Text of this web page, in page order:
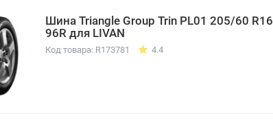
Шина Triangle Group Trin PL01 205/60 R16
96R для LIVAN
Код товара: R173781 4.4